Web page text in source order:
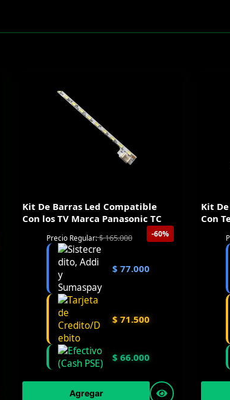
Kit De Barras Led Compatible
Con los TV Marca Panasonic TC
-60%
Precio Regular:$165.000
$ 77.000
$ 71.500
$ 66.000
Agregar
Kit
Con